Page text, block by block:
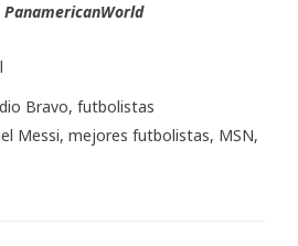
PanamericanWorld
Bravo, futbolistas
Messi, mejores futbolistas, MSN,